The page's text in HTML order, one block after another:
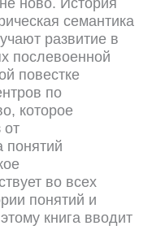
ново. История
семантика
развитие в
послевоенной
повестке
по
которое
от
понятий
во всех
понятий и
книга вводит